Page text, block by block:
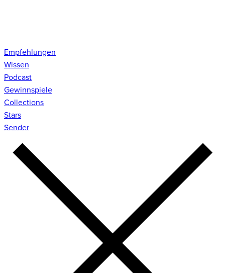
Empfehlungen
Wissen
Podcast
Gewinnspiele
Collections
Stars
Sender